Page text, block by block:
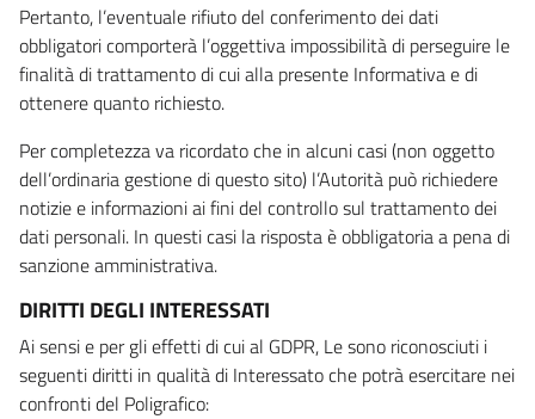
Pertanto, l’eventuale rifiuto del conferimento dei dati
obbligatori comporterà l’oggettiva impossibilità di perseguire le
finalità di trattamento di cui alla presente Informativa e di
ottenere quanto richiesto.
Per completezza va ricordato che in alcuni casi (non oggetto
dell’ordinaria gestione di questo sito) l’Autorità può richiedere
notizie e informazioni ai fini del controllo sul trattamento dei
dati personali. In questi casi la risposta è obbligatoria a pena di
sanzione amministrativa.
DIRITTI DEGLI INTERESSATI
Ai sensi e per gli effetti di cui al GDPR, Le sono riconosciuti i
seguenti diritti in qualità di Interessato che potrà esercitare nei
confronti del Poligrafico: